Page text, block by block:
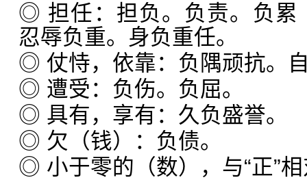
◎ 担任：担负。负责。负累
忍辱负重。身负重任。
◎ 仗恃，依靠：负隅顽抗。
◎ 遭受：负伤。负屈。
◎ 具有，享有：久负盛誉。
◎ 欠（钱）：负债。
◎ 小于零的（数），与“正”